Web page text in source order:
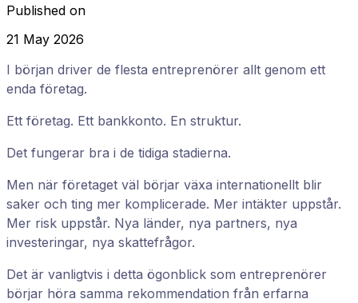
Published on
21 May 2026
I början driver de flesta entreprenörer allt genom ett
enda företag.
Ett företag. Ett bankkonto. En struktur.
Det fungerar bra i de tidiga stadierna.
Men när företaget väl börjar växa internationellt blir
saker och ting mer komplicerade. Mer intäkter uppstår.
Mer risk uppstår. Nya länder, nya partners, nya
investeringar, nya skattefrågor.
Det är vanligtvis i detta ögonblick som entreprenörer
börjar höra samma rekommendation från erfarna